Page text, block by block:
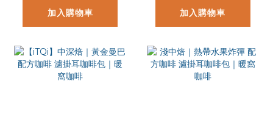
加入購物車 加入購物車